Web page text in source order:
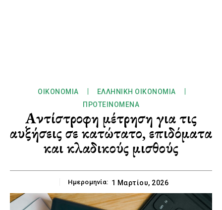
ΟΙΚΟΝΟΜΊΑ
ΕΛΛΗΝΙΚΉ ΟΙΚΟΝΟΜΊΑ
ΠΡΟΤΕΙΝΌΜΕΝΑ
Αντίστροφη μέτρηση για τις
αυξήσεις σε κατώτατο, επιδόματα
και κλαδικούς μισθούς
Ημερομηνία: 1 Μαρτίου, 2026